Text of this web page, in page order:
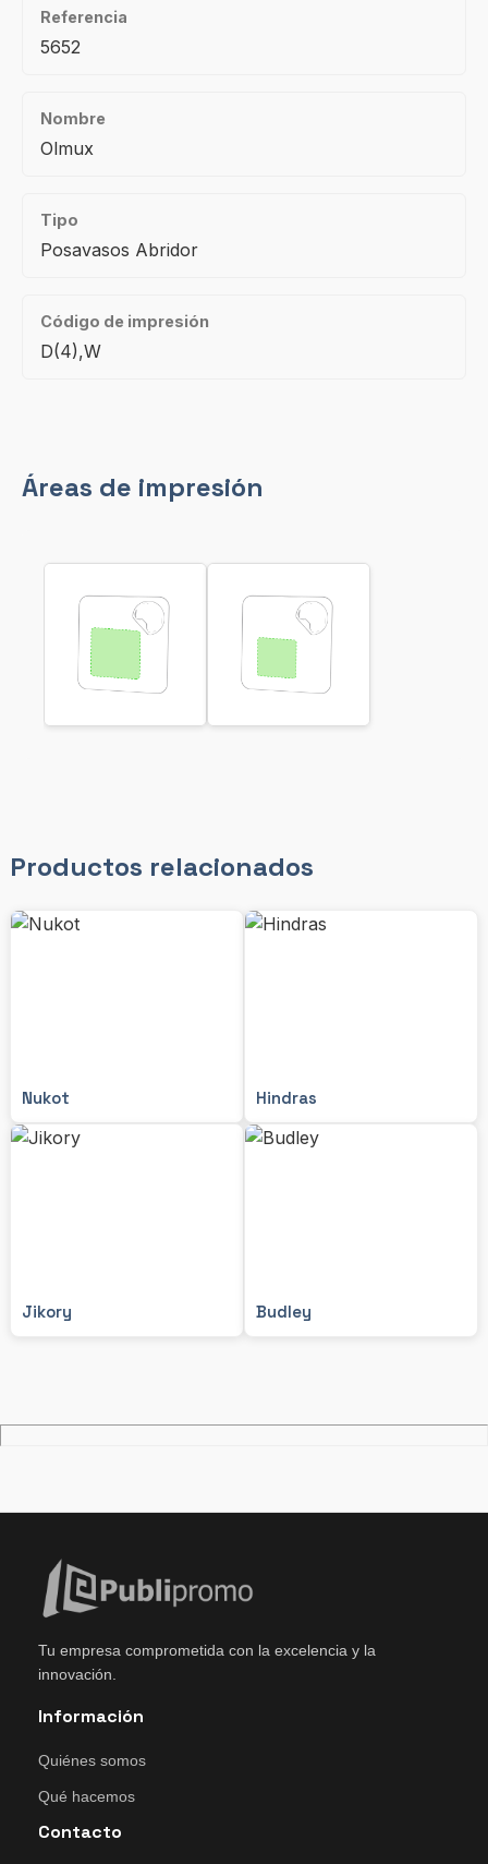
Referencia
5652
Nombre
Olmux
Tipo
Posavasos Abridor
Código de impresión
D(4),W
Áreas de impresión
Productos relacionados
Nukot Hindras
Jikory Budley
Tu empresa comprometida con la excelencia y la
innovación.
Información
Quiénes somos
Qué hacemos
Contacto